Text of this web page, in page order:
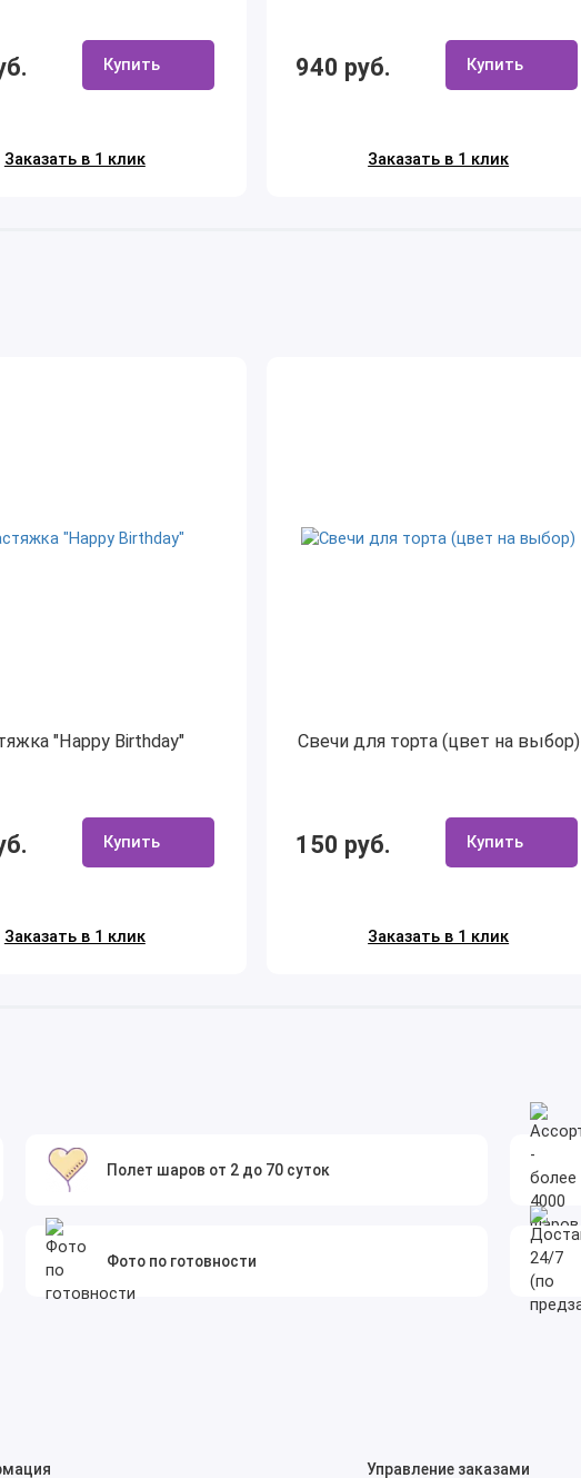
Купить
Заказать в 1 клик
940 руб. Купить
Заказать в 1 клик
"Happy Birthday"
Купить
Заказать в 1 клик
Свечи для торта (цвет на выбор)
150 руб. Купить
Заказать в 1 клик
Полет шаров от 2 до 70 суток
Фото по готовности
Управление заказами